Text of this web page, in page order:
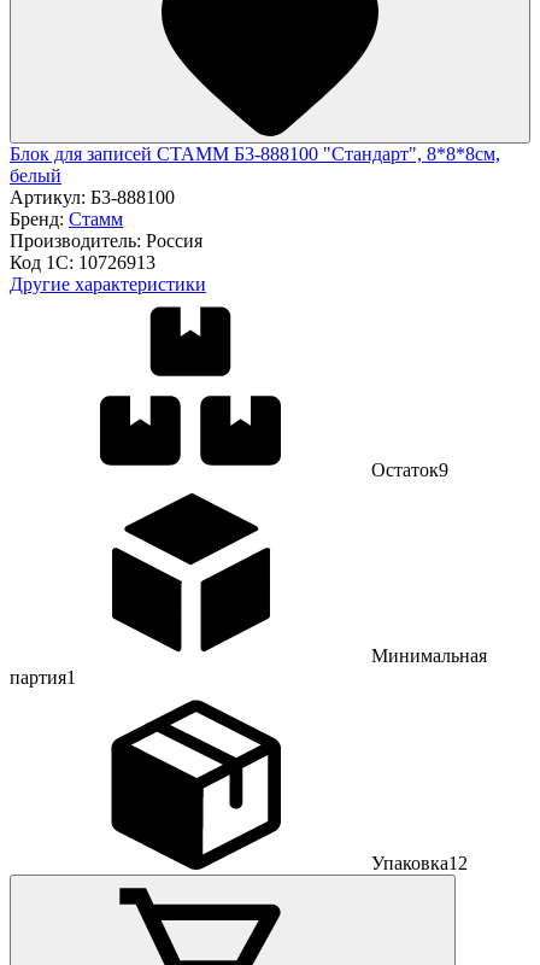
Блок для записей СТАММ Б3-888100 "Стандарт", 8*8*8см,
белый
Артикул: Б3-888100
Бренд: Стамм
Производитель: Россия
Код 1С: 10726913
Другие характеристики
Остаток9
Минимальная
партия1
Упаковка12